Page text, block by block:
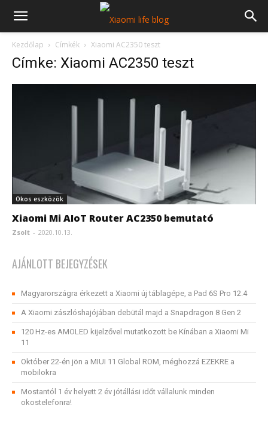
Kezdőlap Címkék Xiaomi AC2350 teszt
Címke: Xiaomi AC2350 teszt
Okos eszközök
Xiaomi Mi AIoT Router AC2350 bemutató
Zsolt - 2020.10.13.
AJÁNLOTT BEJEGYZÉSEK
Magyarországra érkezett a Xiaomi új táblagépe, a Pad 6S Pro 12.4
A Xiaomi zászlóshajójában debütál majd a Snapdragon 8 Gen 2
120 Hz-es AMOLED kijelzővel mutatkozott be Kínában a Xiaomi Mi
11
Október 22-én jön a MIUI 11 Global ROM, méghozzá EZEKRE a
mobilokra
Mostantól 1 év helyett 2 év jótállási időt vállalunk minden
okostelefonra!